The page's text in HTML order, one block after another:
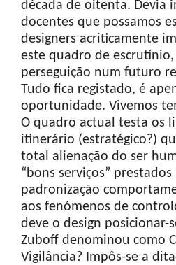
década de oitenta. Devia
docentes que possamos
designers acriticamente
este quadro de
perseguição num futuro
Tudo fica registado, é
oportunidade. Vivemos
O quadro actual testa os
itinerário (estratégico?)
total alienação do ser
“bons serviços”
padronização
aos fenómenos de
deve o design posicionar-
Zuboff denominou como
Vigilância? Impôs-se a